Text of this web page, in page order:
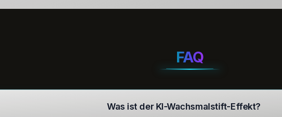
FAQ
Was ist der KI-Wachsmalstift-Effekt?